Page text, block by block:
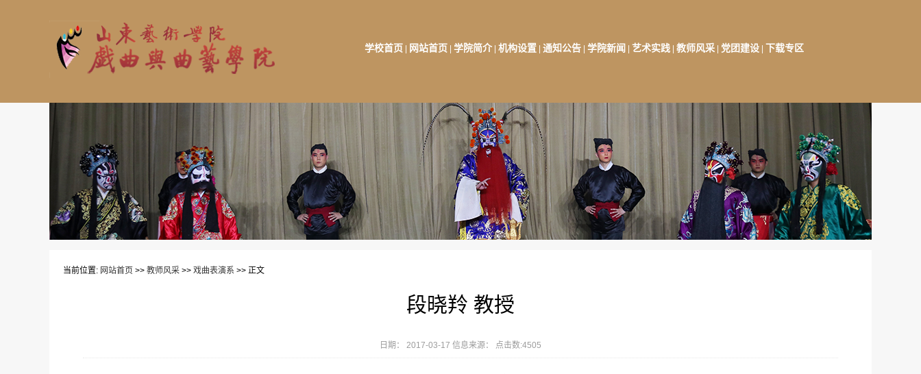
学校首页 网站首页 学院简介 机构设置 通知公告 学院新闻 艺术实践 教师风采 党团建设 下载专区
当前位置: 网站首页 >> 教师风采 >> 戏曲表演系 >> 正文
段晓羚 教授
日期： 2017-03-17 信息来源： 点击数:4505